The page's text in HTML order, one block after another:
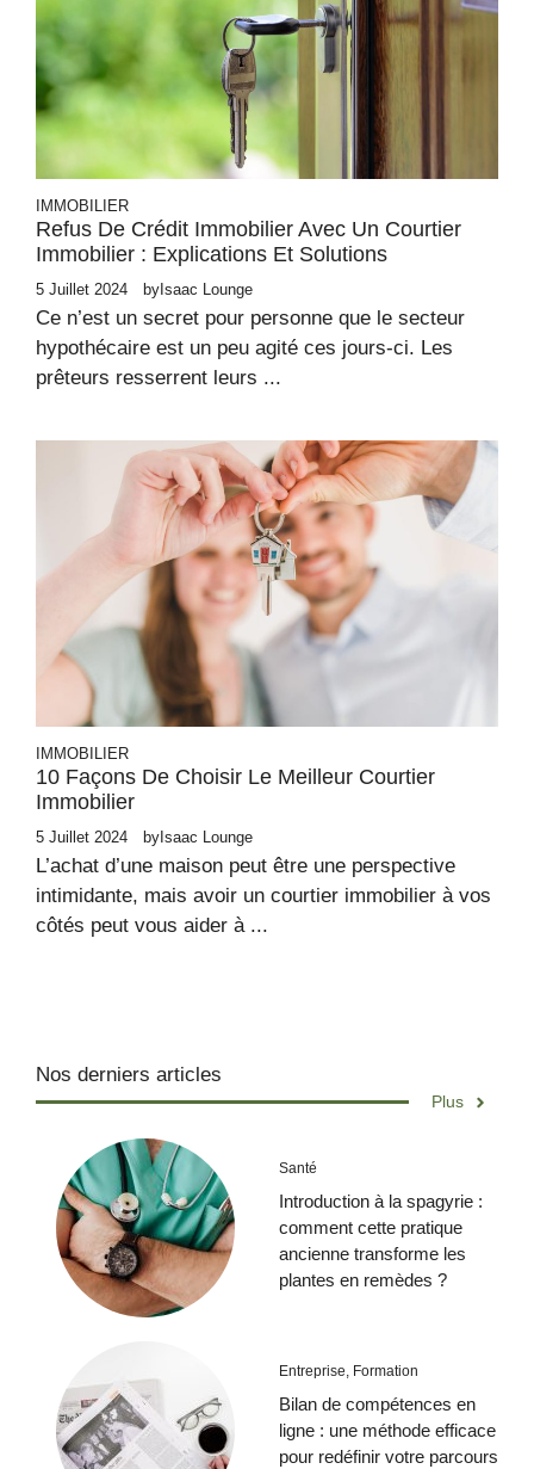
IMMOBILIER
Refus De Crédit Immobilier Avec Un Courtier
Immobilier : Explications Et Solutions
5 Juillet 2024 by Isaac Lounge
Ce n’est un secret pour personne que le secteur
hypothécaire est un peu agité ces jours-ci. Les
prêteurs resserrent leurs ...
IMMOBILIER
10 Façons De Choisir Le Meilleur Courtier
Immobilier
5 Juillet 2024 by Isaac Lounge
L’achat d’une maison peut être une perspective
intimidante, mais avoir un courtier immobilier à vos
côtés peut vous aider à ...
Nos derniers articles
Plus
Santé
Introduction à la spagyrie :
comment cette pratique
ancienne transforme les
plantes en remèdes ?
Entreprise Formation
Bilan de compétences en
ligne : une méthode efficace
pour redéfinir votre parcours